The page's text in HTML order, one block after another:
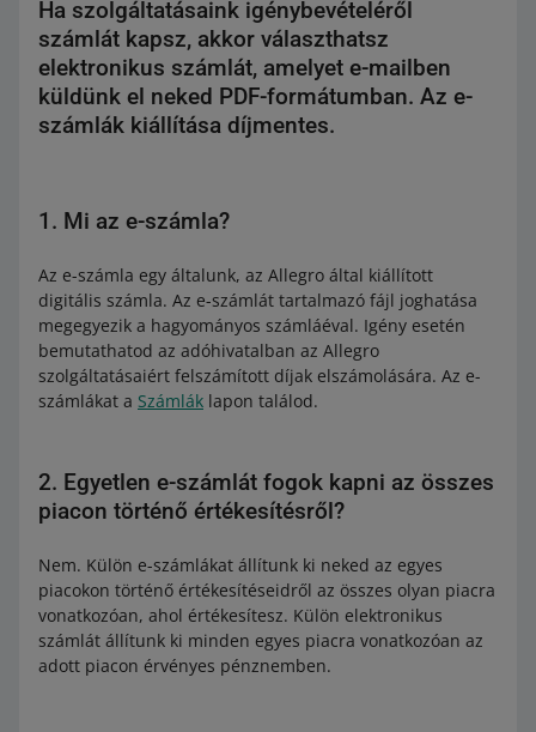
Ha szolgáltatásaink igénybevételéről
számlát kapsz, akkor választhatsz
elektronikus számlát, amelyet e-mailben
küldünk el neked PDF-formátumban. Az e-
számlák kiállítása díjmentes.
1. Mi az e-számla?
Az e-számla egy általunk, az Allegro által kiállított
digitális számla. Az e-számlát tartalmazó fájl joghatása
megegyezik a hagyományos számláéval. Igény esetén
bemutathatod az adóhivatalban az Allegro
szolgáltatásaiért felszámított díjak elszámolására. Az e-
számlákat a Számlák lapon találod.
2. Egyetlen e-számlát fogok kapni az összes
piacon történő értékesítésről?
Nem. Külön e-számlákat állítunk ki neked az egyes
piacokon történő értékesítéseidről az összes olyan piacra
vonatkozóan, ahol értékesítesz. Külön elektronikus
számlát állítunk ki minden egyes piacra vonatkozóan az
adott piacon érvényes pénznemben.